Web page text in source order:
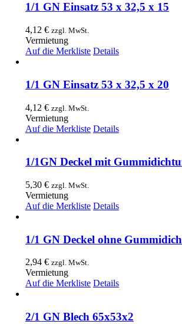
1/1 GN Einsatz 53 x 32,5 x 15
4,12 € zzgl. MwSt.
Vermietung
Auf die Merkliste Details
1/1 GN Einsatz 53 x 32,5 x 20
4,12 € zzgl. MwSt.
Vermietung
Auf die Merkliste Details
1/1GN Deckel mit
5,30 € zzgl. MwSt.
Vermietung
Auf die Merkliste Details
1/1 GN Deckel ohne
2,94 € zzgl. MwSt.
Vermietung
Auf die Merkliste Details
2/1 GN Blech 65x53x2